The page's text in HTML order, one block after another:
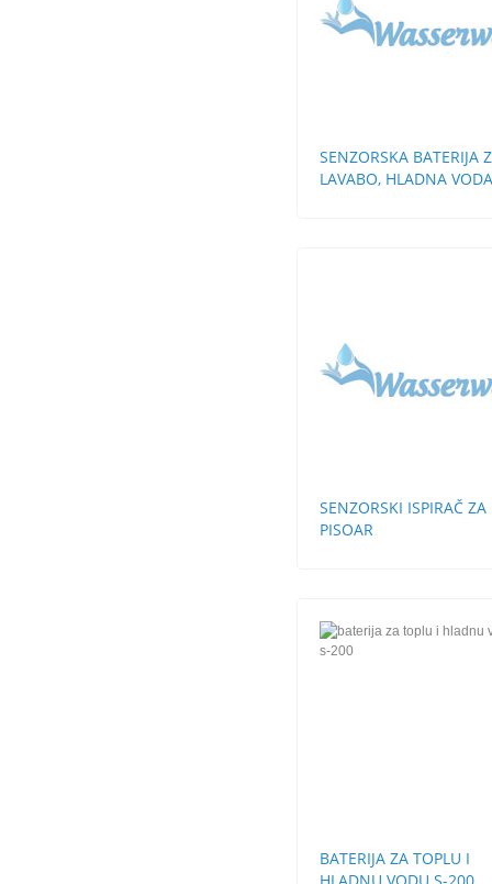
SENZORSKA BATERIJA
LAVABO, HLADNA VODA
SENZORSKI ISPIRAČ ZA
PISOAR
BATERIJA ZA TOPLU I